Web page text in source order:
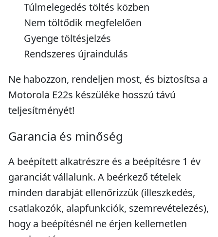
Túlmelegedés töltés közben
Nem töltődik megfelelően
Gyenge töltésjelzés
Rendszeres újraindulás
Ne habozzon, rendeljen most, és biztosítsa a
Motorola E22s készüléke hosszú távú
teljesítményét!
Garancia és minőség
A beépített alkatrészre és a beépítésre 1 év
garanciát vállalunk. A beérkező tételek
minden darabját ellenőrizzük (illeszkedés,
csatlakozók, alapfunkciók, szemrevételezés),
hogy a beépítésnél ne érjen kellemetlen